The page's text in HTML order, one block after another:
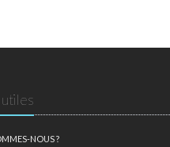
NOUS ?